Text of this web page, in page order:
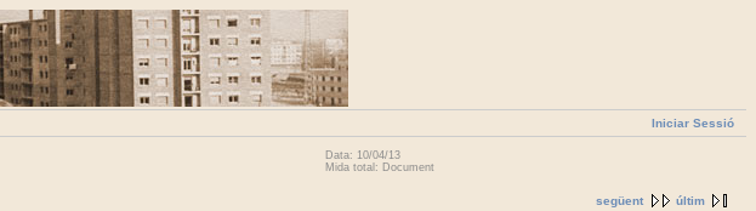
Iniciar Sessió
Data: 10/04/13
Mida total: Document
següent últim